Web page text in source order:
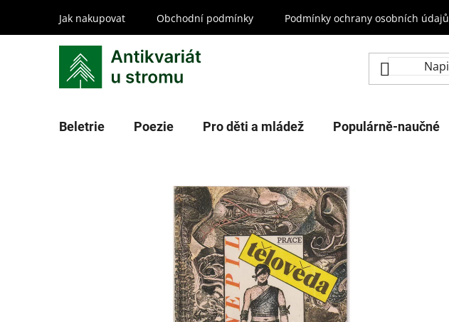
obsah
Jak nakupovat Obchodní podmínky Podmínky ochrany osobních údajů
Beletrie Poezie Pro děti a mládež Populárně-naučné